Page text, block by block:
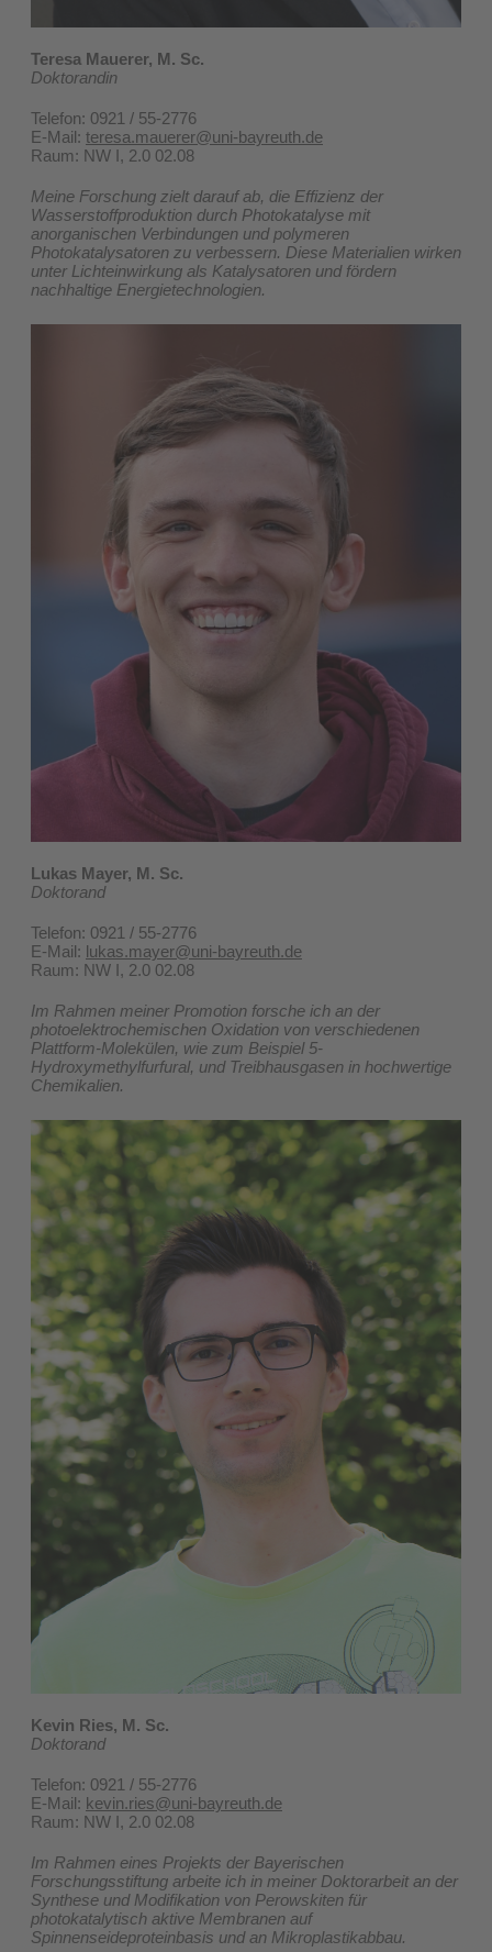
Teresa Mauerer, M. Sc.
Doktorandin
Telefon: 0921 / 55-2776
E-Mail: teresa.mauerer@uni-bayreuth.de
​Raum: NW I, 2.0 02.08
Meine Forschung zielt darauf ab, die Effizienz der
Wasserstoffproduktion durch Photokatalyse mit
anorganischen Verbindungen und polymeren
Photokatalysatoren zu verbessern. Diese Materialien wirken
unter Lichteinwirkung als Katalysatoren und fördern
nachhaltige Energietechnologien.
Lukas Mayer, M. Sc.
Doktorand
Telefon: 0921 / 55-2776
E-Mail: lukas.mayer@uni-bayreuth.de
​Raum: NW I, 2.0 02.08
Im Rahmen meiner Promotion forsche ich an der
photoelektrochemischen Oxidation von verschiedenen
Plattform-Molekülen, wie zum Beispiel 5-
Hydroxymethylfurfural, und Treibhausgasen in hochwertige
Chemikalien.
Kevin Ries, M. Sc.
Doktorand
Telefon: 0921 / 55-2776
E-Mail: kevin.ries@uni-bayreuth.de
​Raum: NW I, 2.0 02.08
Im Rahmen eines Projekts der Bayerischen
Forschungsstiftung arbeite ich in meiner Doktorarbeit an der
Synthese und Modifikation von Perowskiten für
photokatalytisch aktive Membranen auf
Spinnenseideproteinbasis und an Mikroplastikabbau.